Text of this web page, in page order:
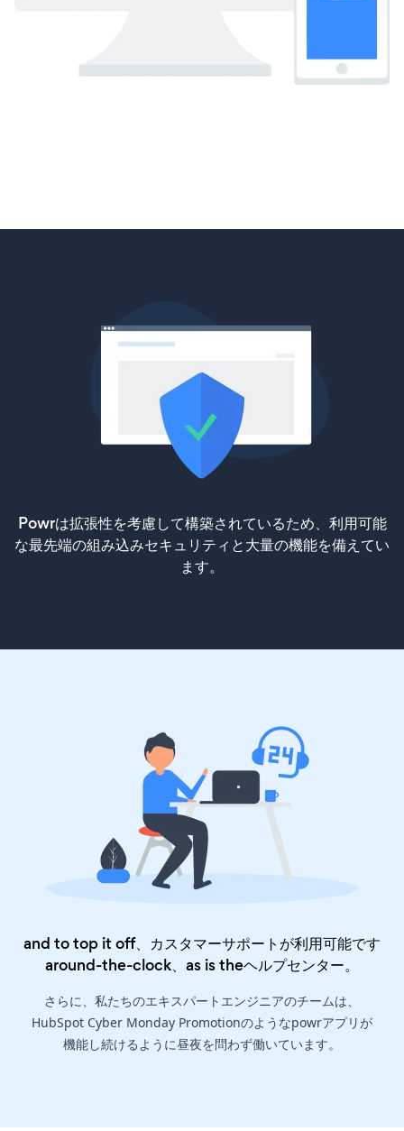
Powrは拡張性を考慮して構築されているため、利用可能
な最先端の組み込みセキュリティと大量の機能を備えてい
ます。
and to top it off、カスタマーサポートが利用可能です
around-the-clock、as is theヘルプセンター。
さらに、私たちのエキスパートエンジニアのチームは、
HubSpot Cyber Monday Promotionのようなpowrアプリが
機能し続けるように昼夜を問わず働いています。